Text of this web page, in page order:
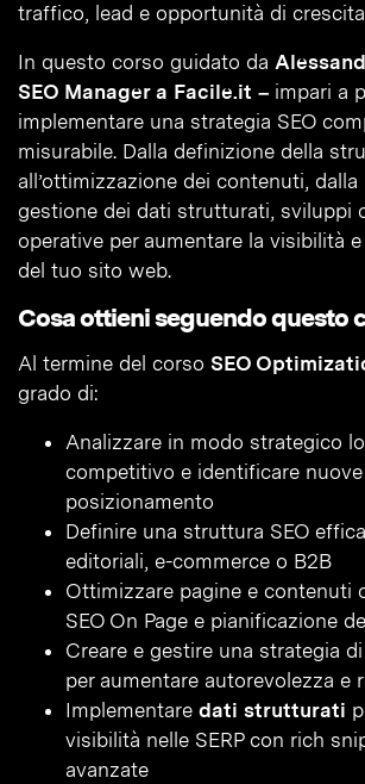
traffico, lead e opportunità di
In questo corso guidato da
SEO Manager a Facile.it – impari a
implementare una strategia SEO
misurabile. Dalla definizione della
all’ottimizzazione dei contenuti,
gestione dei dati strutturati, sviluppi
operative per aumentare la visibilità
del tuo sito web.
Cosa ottieni seguendo questo
Al termine del corso SEO
grado di:
Analizzare in modo strategico
competitivo e identificare
posizionamento
Definire una struttura SEO
editoriali, e-commerce o B2B
Ottimizzare pagine e contenuti
SEO On Page e pianificazione
Creare e gestire una strategia di
per aumentare autorevolezza e
Implementare dati strutturati
visibilità nelle SERP con rich
avanzate